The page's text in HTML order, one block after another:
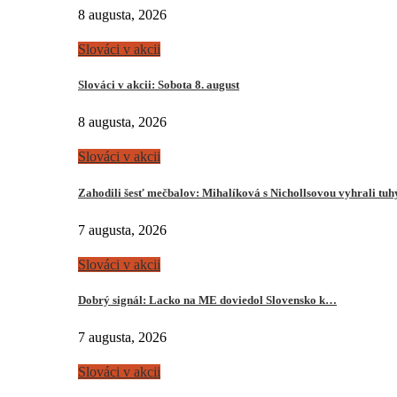
8 augusta, 2026
Slováci v akcii
Slováci v akcii: Sobota 8. august
8 augusta, 2026
Slováci v akcii
Zahodili šesť mečbalov: Mihalíková s Nichollsovou vyhrali
7 augusta, 2026
Slováci v akcii
Dobrý signál: Lacko na ME doviedol Slovensko k…
7 augusta, 2026
Slováci v akcii